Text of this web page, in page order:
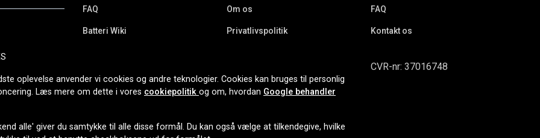
Vi tilbyder et
og meget
siden
FAQ
Batteri Wiki
Erhvervskunde
Om os
Privatlivspolitik
Cookies
FAQ
Kontakt os
CVR-nr: 37016748
LEVERINGSMULIGHEDER
oplevelse anvender vi cookies og andre teknologier. Cookies kan bruges til personlig
Læs mere om dette i vores cookiepolitik og om, hvordan Google behandler
alle' giver du samtykke til alle disse formål. Du kan også vælge at tilkendegive, hvilke